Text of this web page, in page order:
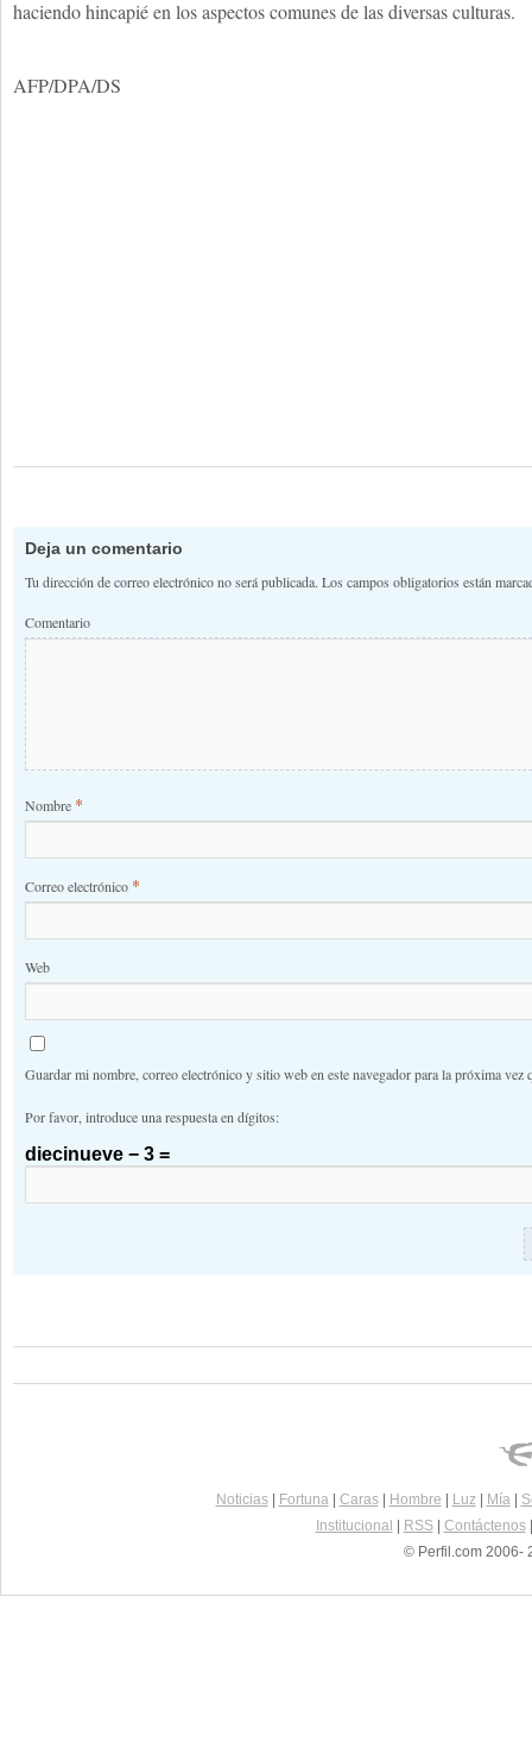
haciendo hincapié en los aspectos comunes de las diversas culturas.
AFP/DPA/DS
Deja un comentario
Tu dirección de correo electrónico no será publicada. Los campos obligatorios están
Comentario
Nombre *
Correo electrónico *
Web
Guardar mi nombre, correo electrónico y sitio web en este navegador para la próxima vez
Por favor, introduce una respuesta en dígitos:
diecinueve − 3 =
Noticias| Fortuna| Caras| Hombre Luz| Mía|
Institucional
RSS| Contáctenos
© Perfil.com 2006-